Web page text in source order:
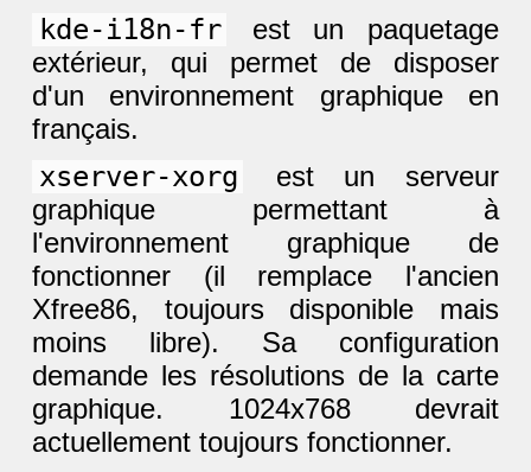
kde-i18n-fr
est un paquetage
extérieur, qui permet de disposer
d'un environnement graphique en
français.
xserver-xorg
est un serveur
graphique permettant à
l'environnement graphique de
fonctionner (il remplace l'ancien
Xfree86, toujours disponible mais
moins libre). Sa configuration
demande les résolutions de la carte
graphique. 1024x768 devrait
actuellement toujours fonctionner.